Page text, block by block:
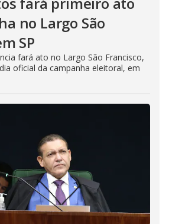
no Largo São
SP
fará ato no Largo São Francisco,
oficial da campanha eleitoral, em